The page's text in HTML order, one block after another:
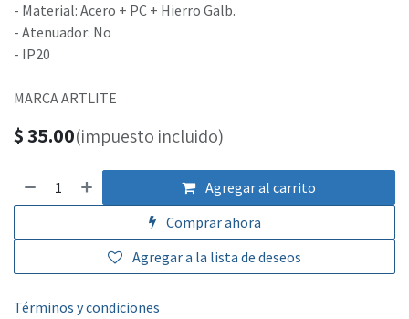
- Material: Acero + PC + Hierro Galb.
- Atenuador: No
- IP20
MARCA ARTLITE
$35.00(impuesto incluido)
Agregar al carrito
Comprar ahora
Agregar a la lista de deseos
Términos y condiciones